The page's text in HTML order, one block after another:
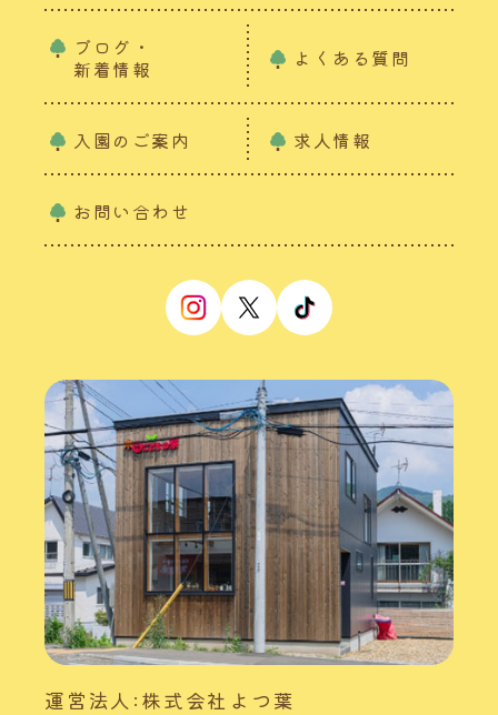
ブログ・
新着情報
よくある質問
入園のご案内 求人情報
お問い合わせ
運営法人:株式会社よつ葉